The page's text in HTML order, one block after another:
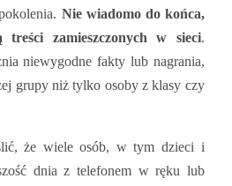
Nie wiadomo do końca,
treści zamieszczonych w sieci.
niewygodne fakty lub nagrania,
grupy niż tylko osoby z klasy czy
że wiele osób, w tym dzieci i
dnia z telefonem w ręku lub